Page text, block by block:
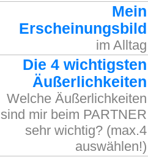
Mein
Erscheinungsbild
im Alltag
Die 4 wichtigsten
Äußerlichkeiten
Welche Äußerlichkeiten
sind mir beim PARTNER
sehr wichtig? (max.4
auswählen!)